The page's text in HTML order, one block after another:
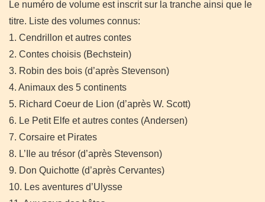
Le numéro de volume est inscrit sur la tranche ainsi que le
titre. Liste des volumes connus:
1. Cendrillon et autres contes
2. Contes choisis (Bechstein)
3. Robin des bois (d’après Stevenson)
4. Animaux des 5 continents
5. Richard Coeur de Lion (d’après W. Scott)
6. Le Petit Elfe et autres contes (Andersen)
7. Corsaire et Pirates
8. L’Ile au trésor (d’après Stevenson)
9. Don Quichotte (d’après Cervantes)
10. Les aventures d’Ulysse